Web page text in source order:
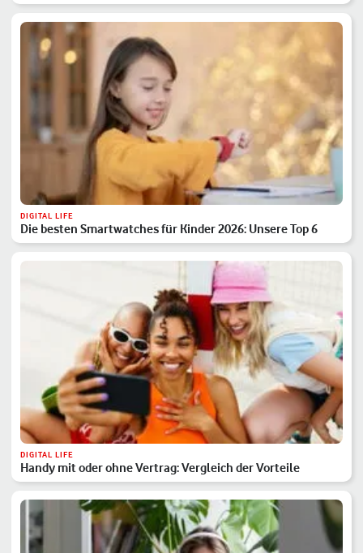
DIGITAL LIFE
Die besten Smartwatches für Kinder 2026: Unsere Top 6
DIGITAL LIFE
Handy mit oder ohne Vertrag: Vergleich der Vorteile